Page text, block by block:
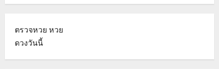
ตรวจหวย หวย
ดวงวันนี้